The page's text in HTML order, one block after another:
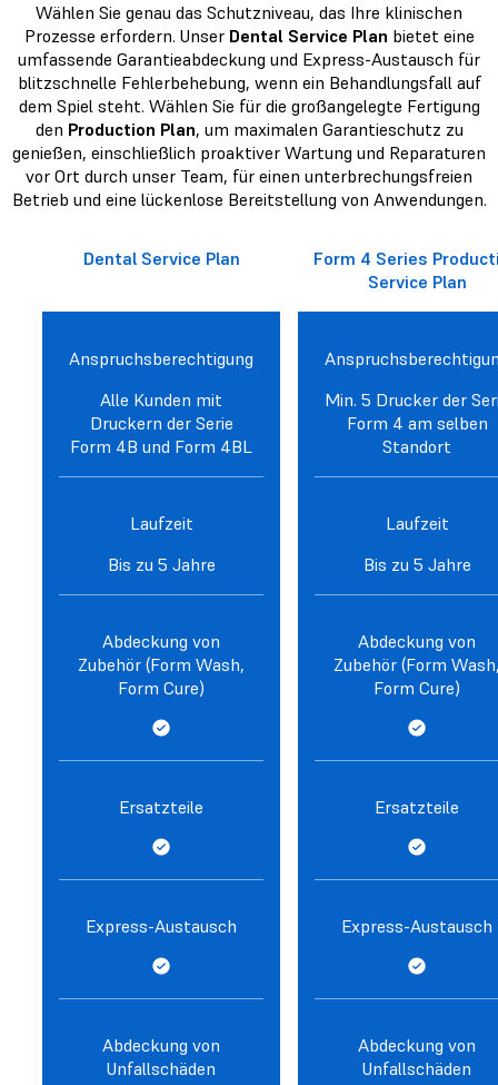
Wählen Sie genau das Schutzniveau, das Ihre klinischen
Prozesse erfordern. Unser Dental Service Plan bietet eine
umfassende Garantieabdeckung und Express-Austausch für
blitzschnelle Fehlerbehebung, wenn ein Behandlungsfall auf
dem Spiel steht. Wählen Sie für die großangelegte Fertigung
den Production Plan, um maximalen Garantieschutz zu
genießen, einschließlich proaktiver Wartung und Reparaturen
vor Ort durch unser Team, für einen unterbrechungsfreien
Betrieb und eine lückenlose Bereitstellung von Anwendungen.
Dental Service Plan
Anspruchsberechtigung
Alle Kunden mit
Druckern der Serie
Form 4B und Form 4BL
Laufzeit
Bis zu 5 Jahre
Abdeckung von
Zubehör (Form Wash,
Form Cure)
Ersatzteile
Express-Austausch
Abdeckung von
Unfallschäden
Form 4 Series
Service Plan
Min. 5 Drucker der
Form 4 am selben
Standort
Laufzeit
Bis zu 5 Jahre
Abdeckung von
Zubehör (Form
Form Cure)
Ersatzteile
Express-Austausch
Abdeckung von
Unfallschäden